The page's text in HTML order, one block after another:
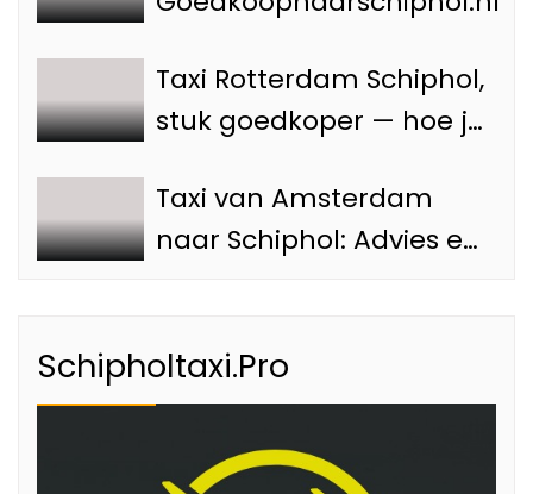
Taxi Rotterdam Schiphol,
stuk goedkoper — hoe je
betaalt
Taxi van Amsterdam
naar Schiphol: Advies en
Schipholtaxi.Pro